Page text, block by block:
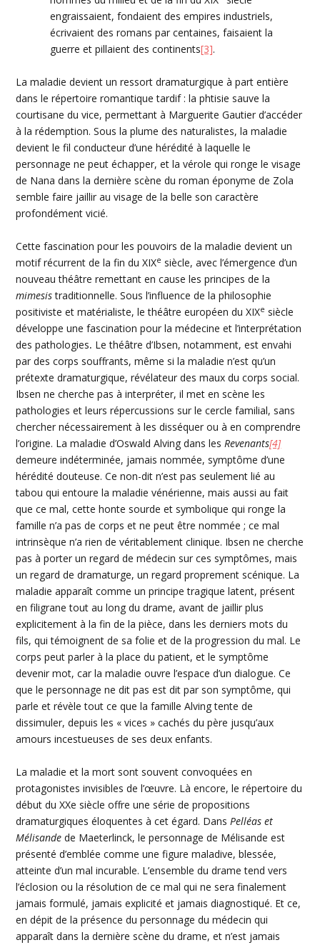
engraissaient, fondaient des empires industriels,
écrivaient des romans par centaines, faisaient la
guerre et pillaient des continents[3].
La maladie devient un ressortdramaturgique à part entière
dans le répertoire romantique tardif : la phtisie sauve la
courtisane du vice, permettant à MargueriteGautier d’accéder
à larédemption. Sous la plume des naturalistes, la maladie
devient le fil conducteur d’une hérédité à laquelle le
personnage ne peut échapper, et la vérole qui ronge le visage
de Nana dans la dernière scène du romanéponyme de Zola
semble faire jaillir au visage de la belle son caractère
profondément vicié.
Cette fascination pour les pouvoirs de la maladie devient un
motif récurrent de la fin duXIXe siècle, avec l’émergence d’un
nouveau théâtre remettant en cause les principes de la
mimesistraditionnelle. Sous l’influence de la philosophie
positiviste et matérialiste, le théâtre européen duXIXe siècle
développe une fascination pour la médecine et l’interprétation
despathologies. Le théâtred’Ibsen, notamment, est envahi
par des corps souffrants, même si la maladie n’est qu’un
prétextedramaturgique, révélateur des maux du corps social.
Ibsen ne cherche pas à interpréter, il met en scène les
pathologies et leurs répercussions sur le cercle familial, sans
chercher nécessairement à les disséquer ou à en comprendre
l’origine. La maladied’Oswald Alving dans lesRevenants[4]
demeure indéterminée, jamais nommée, symptôme d’une
hérédité douteuse. Ce non-dit n’est pas seulement lié au
tabou qui entoure la maladie vénérienne, mais aussi au fait
que ce mal, cette honte sourde et symbolique qui ronge la
famille n’a pas de corps et ne peut être nommée ; ce mal
intrinsèque n’a rien de véritablement clinique. Ibsen ne cherche
pas à porter un regard de médecin sur ces symptômes, mais
un regard de dramaturge, un regard proprement scénique. La
maladie apparaît comme un principe tragique latent, présent
en filigrane tout au long du drame, avant de jaillir plus
explicitement à la fin de la pièce, dans les derniers mots du
fils, qui témoignent de sa folie et de la progression du mal. Le
corps peut parler à la place du patient, et le symptôme
devenir mot, car la maladie ouvre l’espace d’un dialogue. Ce
que le personnage ne dit pas est dit par son symptôme, qui
parle et révèle tout ce que la familleAlvingtente de
dissimuler, depuis les « vices » cachés du père jusqu’aux
amours incestueuses de ses deux enfants.
La maladie et la mort sont souvent convoquées en
protagonistes invisibles del’œuvre. Là encore, le répertoire du
début duXXe siècle offre une série de propositions
dramaturgiques éloquentes à cet égard. DansPelléas et
Mélisande de Maeterlinck, le personnage de Mélisande est
présentéd’emblée comme une figure maladive, blessée,
atteinte d’un mal incurable. L’ensemble du drame tend vers
l’éclosion ou la résolution de ce mal qui ne sera finalement
jamais formulé, jamais explicité et jamais diagnostiqué. Et ce,
en dépit de la présence du personnage du médecin qui
apparaît dans la dernière scène du drame, et n’est jamais